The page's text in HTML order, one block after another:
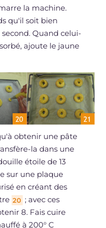
la machine.
qu'il soit bien
Quand celui-
ajoute le jaune
obtenir une pâte
la dans une
étoile de 13
sur une plaque
en créant des
20 ; avec ces
8. Fais cuire
à 200° C